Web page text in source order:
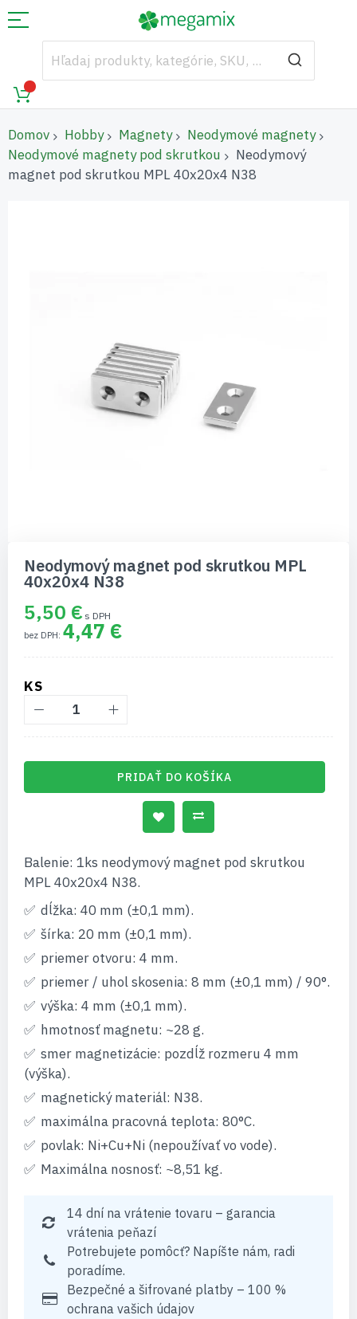
Domov Hobby Magnety
Neodymové magnety
Neodymové magnety pod skrutkou
Neodymový
magnet pod skrutkou MPL 40x20x4 N38
začiatok
galérie
Neodymový magnet pod skrutkou MPL
40x20x4 N38
5,50 €
4,47 €
KS
PRIDAŤ DO KOŠÍKA
Balenie: 1ks neodymový magnet pod skrutkou
MPL 40x20x4 N38.
dĺžka: 40 mm (±0,1 mm).
šírka: 20 mm (±0,1 mm).
priemer otvoru: 4 mm.
priemer / uhol skosenia: 8 mm (±0,1 mm) / 90°.
výška: 4 mm (±0,1 mm).
hmotnosť magnetu: ~28 g.
smer magnetizácie: pozdĺž rozmeru 4 mm
(výška).
magnetický materiál: N38.
maximálna pracovná teplota: 80°C.
povlak: Ni+Cu+Ni (nepoužívať vo vode).
Maximálna nosnosť: ~8,51 kg.
14 dní na vrátenie tovaru – garancia
vrátenia peňazí
Potrebujete pomôcť? Napíšte nám, radi
poradíme.
Bezpečné a šifrované platby – 100 %
ochrana vašich údajov